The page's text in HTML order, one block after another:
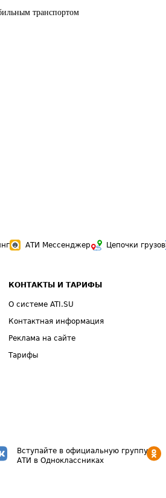
транспортом
АТИ Мессенджер Цепочки грузов
КОНТАКТЫ И ТАРИФЫ
О системе ATI.SU
Контактная информация
Реклама на сайте
Тарифы
Вступайте в официальную группу
АТИ в Одноклассниках